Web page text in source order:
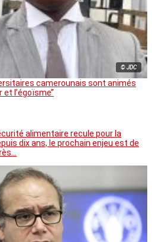
© JDC
camerounais sont animés
l’égoïsme’’
alimentaire recule pour la
dix ans, le prochain enjeu est de